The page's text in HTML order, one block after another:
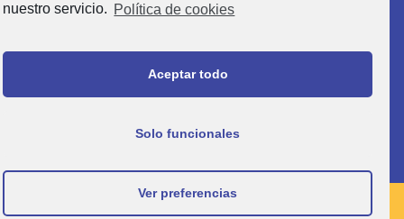
nuestro servicio. Política de cookies
Aceptar todo
Solo funcionales
Ver preferencias
activar este contenido